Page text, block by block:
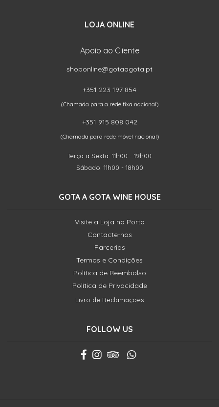
LOJA ONLINE
Apoio ao Cliente
shoponline@gotaagota.pt
+351 223 197 854
(Chamada para a rede fixa nacional)
+351 915 808 042
(Chamada para rede móvel nacional)
Terça a Sexta: 11h00 - 19h00
Sábado: 11h00 - 18h00
GOTA A GOTA WINE HOUSE
Visite a Loja no Porto
Contacte-nos
Parcerias
Termos e Condições
Política de Reembolso
Política de Privacidade
Livro de Reclamações
FOLLOW US